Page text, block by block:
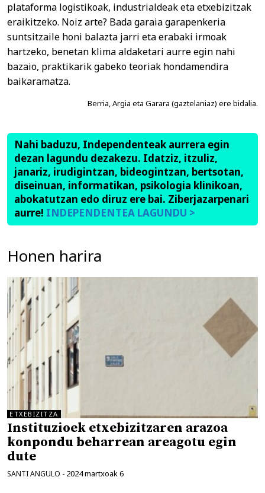
plataforma logistikoak, industrialdeak eta etxebizitzak
eraikitzeko. Noiz arte? Bada garaia garapenkeria
suntsitzaile honi balazta jarri eta erabaki irmoak
hartzeko, benetan klima aldaketari aurre egin nahi
bazaio, praktikarik gabeko teoriak hondamendira
baikaramatza.
Berria, Argia eta Garara (gaztelaniaz) ere bidalia.
Nahi baduzu, Independenteak aurrera egin
dezan lagundu dezakezu. Idatziz, itzuliz,
janariz, irudigintzan, bideogintzan, bertsotan,
diseinuan, informatikan, psikologia klinikoan,
abokatutzan edo diruz ere bai. Ziberjazarpenari
aurre! INDEPENDENTEA LAGUNDU >
Honen harira
ETXEBIZITZA
Instituzioek etxebizitzaren arazoa
konpondu beharrean areagotu egin
dute
SANTI ANGULO - 2024 martxoak 6